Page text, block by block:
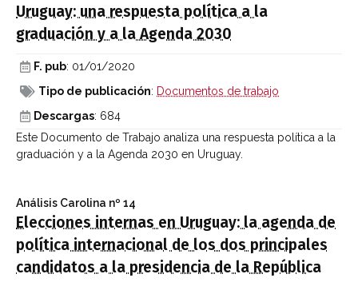
Uruguay: una respuesta política a la
graduación y a la Agenda 2030
F. pub: 01/01/2020
Tipo de publicación: Documentos de trabajo
Descargas: 684
Este Documento de Trabajo analiza una respuesta política a la
graduación y a la Agenda 2030 en Uruguay.
Análisis Carolina nº 14
Elecciones internas en Uruguay: la agenda de
política internacional de los dos principales
candidatos a la presidencia de la República